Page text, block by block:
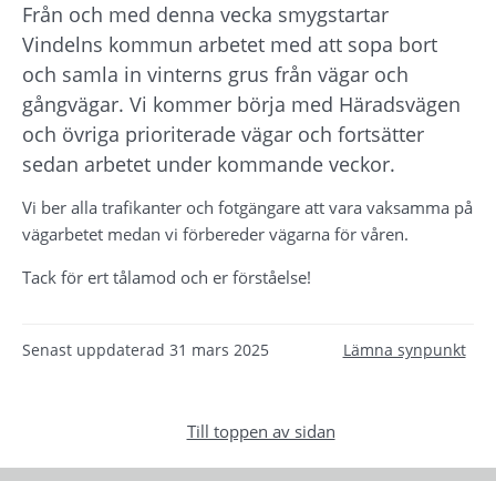
Från och med denna vecka smygstartar
Vindelns kommun arbetet med att sopa bort
och samla in vinterns grus från vägar och
gångvägar. Vi kommer börja med Häradsvägen
och övriga prioriterade vägar och fortsätter
sedan arbetet under kommande veckor.
Vi ber alla trafikanter och fotgängare att vara vaksamma på
vägarbetet medan vi förbereder vägarna för våren.
Tack för ert tålamod och er förståelse!
Senast uppdaterad 31 mars 2025 Lämna synpunkt
Till toppen av sidan